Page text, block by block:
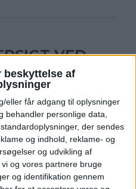
beskyttelse af
eller får adgang til oplysninger
behandler personlige data,
der sendes
og indhold, reklame- og
og udvikling af
og vores partnere bruge
og identifikation gennem
VED
FLY
Pris pr. person